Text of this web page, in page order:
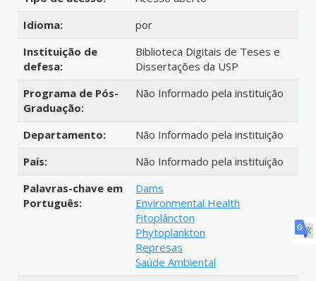
Idioma:
por
Instituição de
defesa:
Biblioteca Digitais de Teses e
Dissertações da USP
Programa de Pós-
Graduação:
Não Informado pela instituição
Departamento:
Não Informado pela instituição
País:
Não Informado pela instituição
Palavras-chave em
Português:
Dams
Environmental Health
Fitoplâncton
Phytoplankton
Represas
Saúde Ambiental